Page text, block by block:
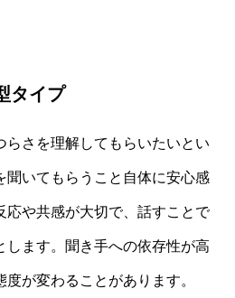
タイプ
らさを理解してもらいたいとい
聞いてもらうこと自体に安心感
応や共感が大切で、話すことで
します。聞き手への依存性が高
が変わることがあります。